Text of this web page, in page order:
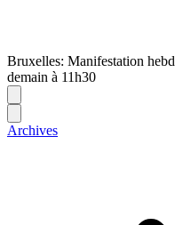
Bruxelles: Manifestation
demain à 11h30
Archives